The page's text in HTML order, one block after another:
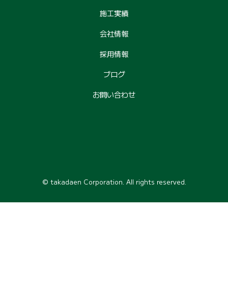
施工実績
会社情報
採用情報
ブログ
お問い合わせ
© takadaen Corporation. All rights reserved.